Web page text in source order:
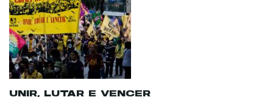
UNIR, LUTAR E VENCER